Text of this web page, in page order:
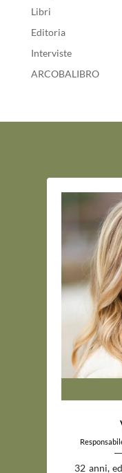
Libri
Editoria
Interviste
ARCOBALIBRO
32 anni,